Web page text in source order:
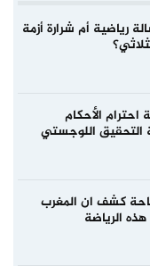
رياضية أم شرارة أزمة
الأحكام
التحقيق اللوجستي
كشف ان المغرب
الرياضة